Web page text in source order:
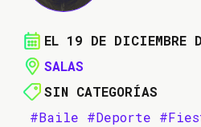
EL 19 DE DICIEMBRE
SALAS
SIN CATEGORÍAS
#Baile #Deporte